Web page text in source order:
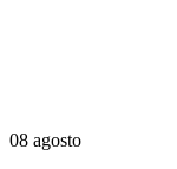
08 agosto